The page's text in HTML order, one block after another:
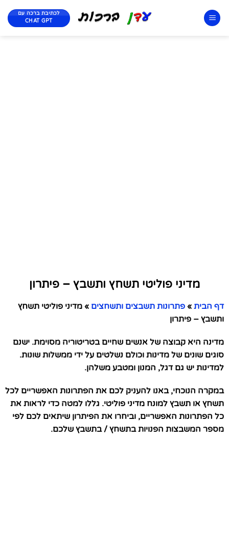
לכתיבת ברכה עם
CHAT GPT
מדיני פוליטי תשחץ ותשבץ – פיתרון
דף הבית » פתרונות תשבצים ותשחצים » מדיני פוליטי תשחץ
ותשבץ – פיתרון
מדינה היא קבוצה של אנשים שחיים בטריטוריה מסוימת. ישנם
סוגים שונים של מדינות וכולם נשלטים על ידי ממשלות שונות.
למדינות יש גם דגל, המנון ומטבע משלהן.
במקרה הנוכחי, באנו להעניק לכם את הפתרונות האפשריים לכל
תשחץ או תשבץ למונח מדיני פוליטי. גללו למטה כדי לראות את
כל הפתרונות האפשריים, וביחרו את הפיתרון שיתאים לכם לפי
מספר המשבצות הפנויות בתשחץ / בתשבץ שלכם.